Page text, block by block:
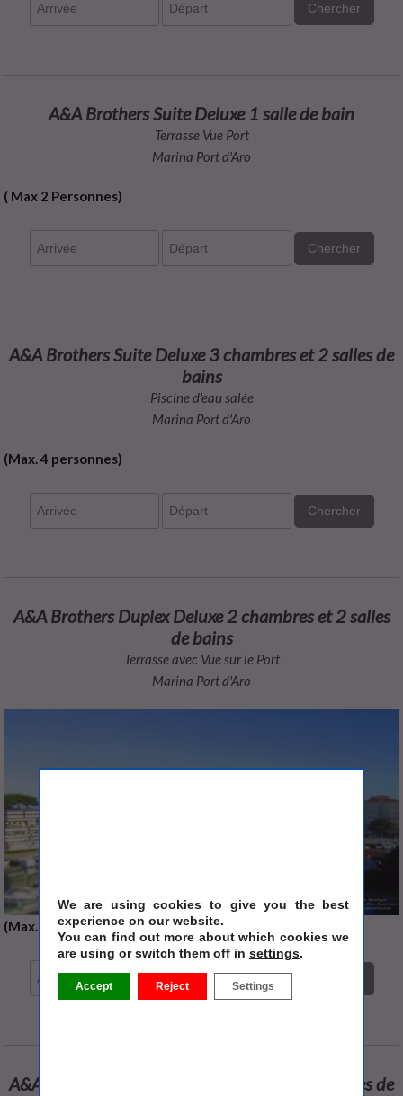
Chercher
A&A Brothers Suite Deluxe 1 salle de bain
Terrasse Vue Port
Marina Port d'Aro
( Max 2 Personnes)
Chercher
A&A Brothers Suite Deluxe 3 chambres et 2 salles de
bains
Piscine d'eau salée
Marina Port d'Aro
(Max. 4 personnes)
Chercher
A&A Brothers Duplex Deluxe 2 chambres et 2 salles
de bains
Terrasse avec Vue sur le Port
Marina Port d'Aro
(Max. 4 personnes)
A&A Brothers Suite Deluxe 3 chambres et 2 salles de
We are using cookies to give you the best
experience on our website.
You can find out more about which cookies we
are using or switch them off in settings.
Accept Reject Settings